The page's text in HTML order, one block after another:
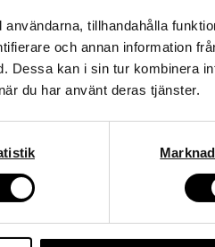
tillhandahålla
och annan information
Dessa kan i sin tur kombinera
du har använt deras tjänster.
HOT RIMS
kod